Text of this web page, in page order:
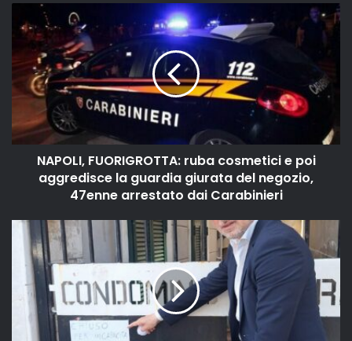
NAPOLI, FUORIGROTTA: ruba cosmetici e poi
aggredisce la guardia giurata del negozio,
47enne arrestato dai Carabinieri